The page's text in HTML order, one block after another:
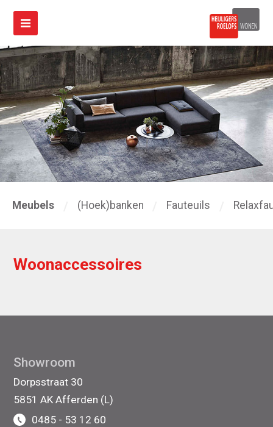
Meubels (Hoek)banken Fauteuils
Woonaccessoires
Showroom
Dorpsstraat 30
5851 AK Afferden (L)
0485 - 53 12 60